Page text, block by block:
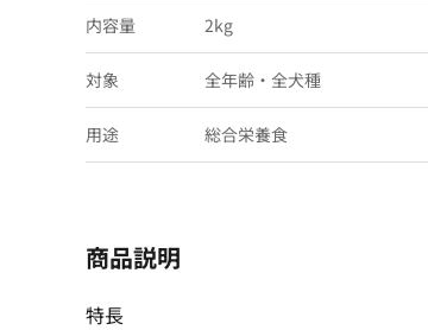
内容量 2kg
対象 全年齢・全犬種
用途 総合栄養食
商品説明
特長